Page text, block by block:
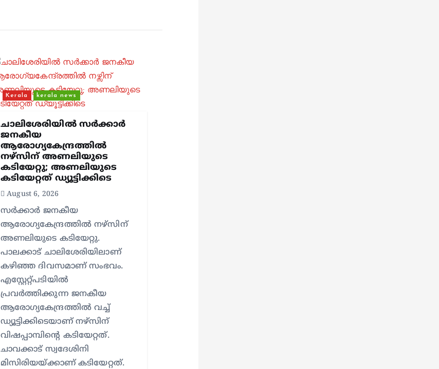
Kerala kerala news
ചാലിശേരിയില്‍ സര്‍ക്കാര്‍
ജനകീയ
ആരോഗ്യകേന്ദ്രത്തില്‍
നഴ്സിന് അണലിയുടെ
കടിയേറ്റു; അണലിയുടെ
കടിയേറ്റത് ഡ്യൂട്ടിക്കിടെ
August 6, 2026
സര്‍ക്കാര്‍ ജനകീയ
ആരോഗ്യകേന്ദ്രത്തില്‍ നഴ്സിന്
അണലിയുടെ കടിയേറ്റു.
പാലക്കാട് ചാലിശേരിയിലാണ്
കഴിഞ്ഞ ദിവസമാണ് സംഭവം.
എസ്റ്റേറ്റ്പടിയില്‍
പ്രവര്‍ത്തിക്കുന്ന ജനകീയ
ആരോഗ്യകേന്ദ്രത്തില്‍ വച്ച്
ഡ്യൂട്ടിക്കിടെയാണ് നഴ്സിന്
വിഷപ്പാമ്പിന്റെ കടിയേറ്റത്.
ചാവക്കാട് സ്വദേശിനി
മിസിരിയയ്ക്കാണ് കടിയേറ്റത്.